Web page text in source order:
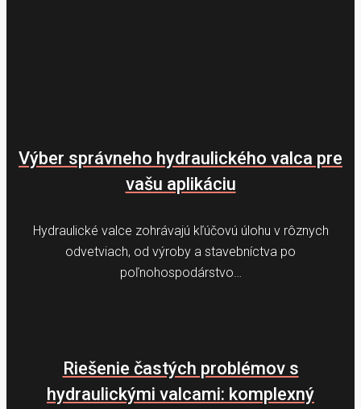
Výber správneho hydraulického valca pre
vašu aplikáciu
Hydraulické valce zohrávajú kľúčovú úlohu v rôznych
odvetviach, od výroby a stavebníctva po
poľnohospodárstvo…
Riešenie častých problémov s
hydraulickými valcami: komplexný